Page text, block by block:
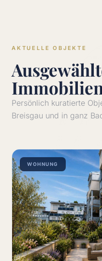
AKTUELLE OBJEKTE
Persönlich kuratierte
Breisgau und in ganz
WOHNUNG